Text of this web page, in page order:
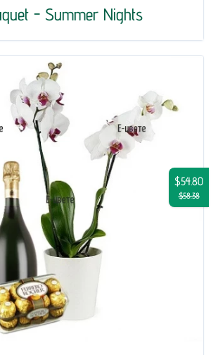
- Summer Nights
$54.80
$58.38